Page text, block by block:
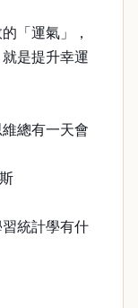
「運氣」，
是提升幸運
總有一天會
統計學有什